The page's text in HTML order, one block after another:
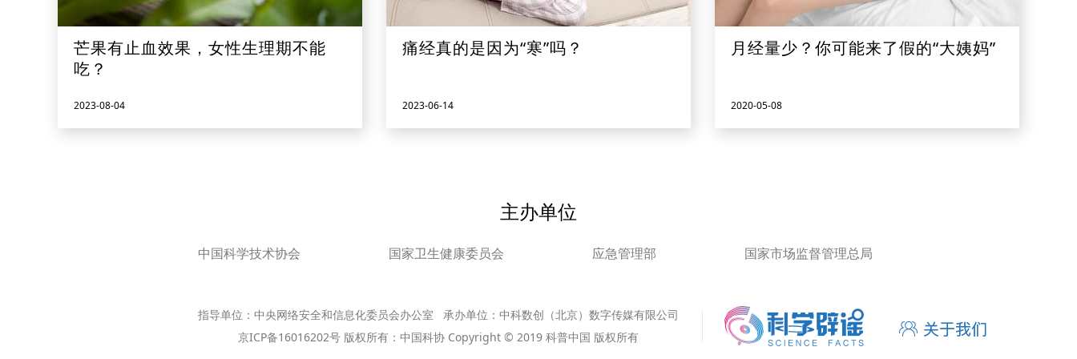
芒果有止血效果，女性生理期不能
吃？
2023-08-04
痛经真的是因为“寒”吗？
2023-06-14
月经量少？你可能来了假的“大姨妈”
2020-05-08
主办单位
中国科学技术协会 国家卫生健康委员会 应急管理部 国家市场监督管理总局
指导单位：中央网络安全和信息化委员会办公室 承办单位：中科数创（北京）数字传媒有限公司
京ICP备16016202号 版权所有：中国科协 Copyright © 2019 科普中国 版权所有